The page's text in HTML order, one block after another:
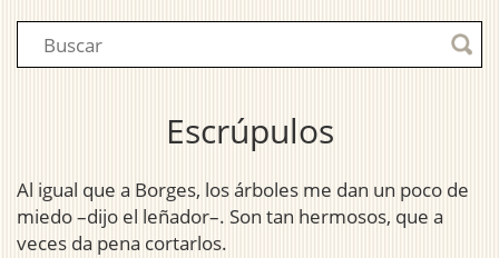
Escrúpulos
Al igual que a Borges, los árboles me dan un poco de
miedo –dijo el leñador–. Son tan hermosos, que a
veces da pena cortarlos.